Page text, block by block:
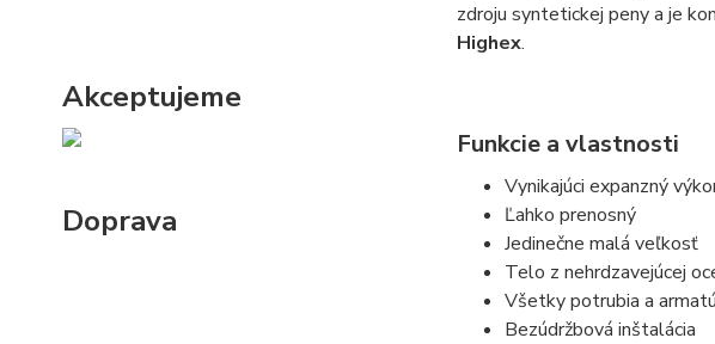
Akceptujeme
Doprava
zdroju syntetickej peny a je
Highex.
Funkcie a vlastnosti
Vynikajúci expanzný
Ľahko prenosný
Jedinečne malá veľkosť
Telo z nehrdzavejúcej
Všetky potrubia a
Bezúdržbová inštalácia